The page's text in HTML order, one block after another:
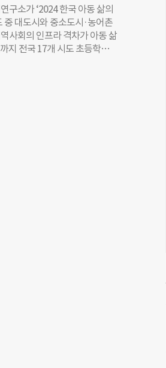
구소가 ‘2024 한국 아동 삶의
중 대도시와 중소도시·농어촌
사회의 인프라 격차가 아동 삶
지 전국 17개 시도 초등학교